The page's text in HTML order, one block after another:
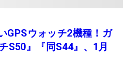
GPSウォッチ2機種！ガ
S50』『同S44』、1月